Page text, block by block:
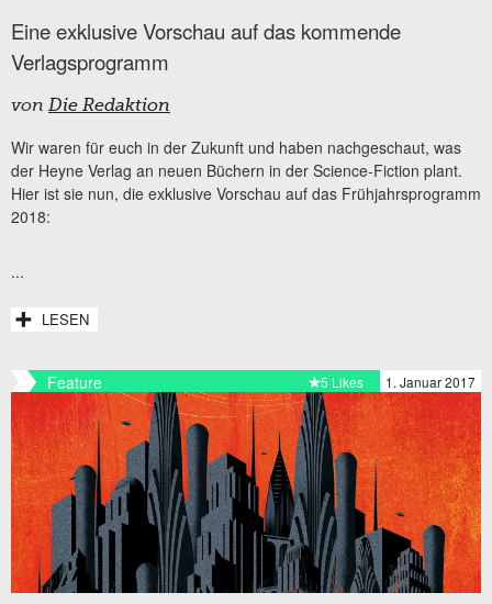
Eine exklusive Vorschau auf das kommende
Verlagsprogramm
von Die Redaktion
Wir waren für euch in der Zukunft und haben nachgeschaut, was
der Heyne Verlag an neuen Büchern in der Science-Fiction plant.
Hier ist sie nun, die exklusive Vorschau auf das Frühjahrsprogramm
2018:
...
LESEN
Feature 1. Januar 2017
5 Likes